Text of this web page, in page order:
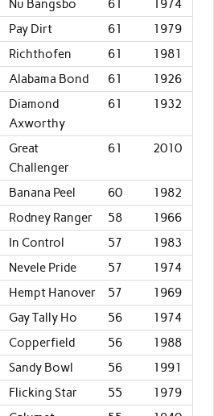
Nu Bangsbo 61
1974
Pay Dirt 61
1979
Richthofen 61
1981
Alabama Bond 61
1926
Diamond
Axworthy
61 1932
Great
Challenger
61 2010
Banana Peel 60
1982
Rodney Ranger 58
1966
In Control 57
1983
Nevele Pride 57
1974
Hempt Hanover 57
1969
Gay Tally Ho 56
1974
Copperfield 56
1988
Sandy Bowl 56
1991
Flicking Star 55
1979